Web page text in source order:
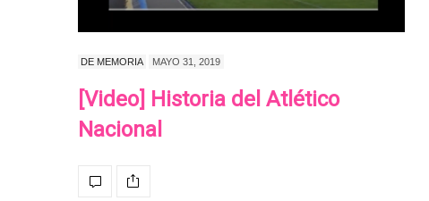
DE MEMORIA MAYO 31, 2019
[Video] Historia del Atlético
Nacional